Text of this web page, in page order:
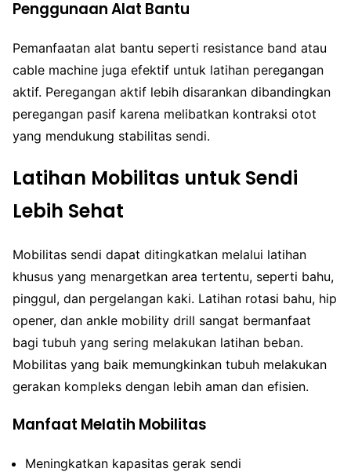
Penggunaan Alat Bantu
Pemanfaatan alat bantu seperti resistance band atau
cable machine juga efektif untuk latihan peregangan
aktif. Peregangan aktif lebih disarankan dibandingkan
peregangan pasif karena melibatkan kontraksi otot
yang mendukung stabilitas sendi.
Latihan Mobilitas untuk Sendi
Lebih Sehat
Mobilitas sendi dapat ditingkatkan melalui latihan
khusus yang menargetkan area tertentu, seperti bahu,
pinggul, dan pergelangan kaki. Latihan rotasi bahu, hip
opener, dan ankle mobility drill sangat bermanfaat
bagi tubuh yang sering melakukan latihan beban.
Mobilitas yang baik memungkinkan tubuh melakukan
gerakan kompleks dengan lebih aman dan efisien.
Manfaat Melatih Mobilitas
Meningkatkan kapasitas gerak sendi